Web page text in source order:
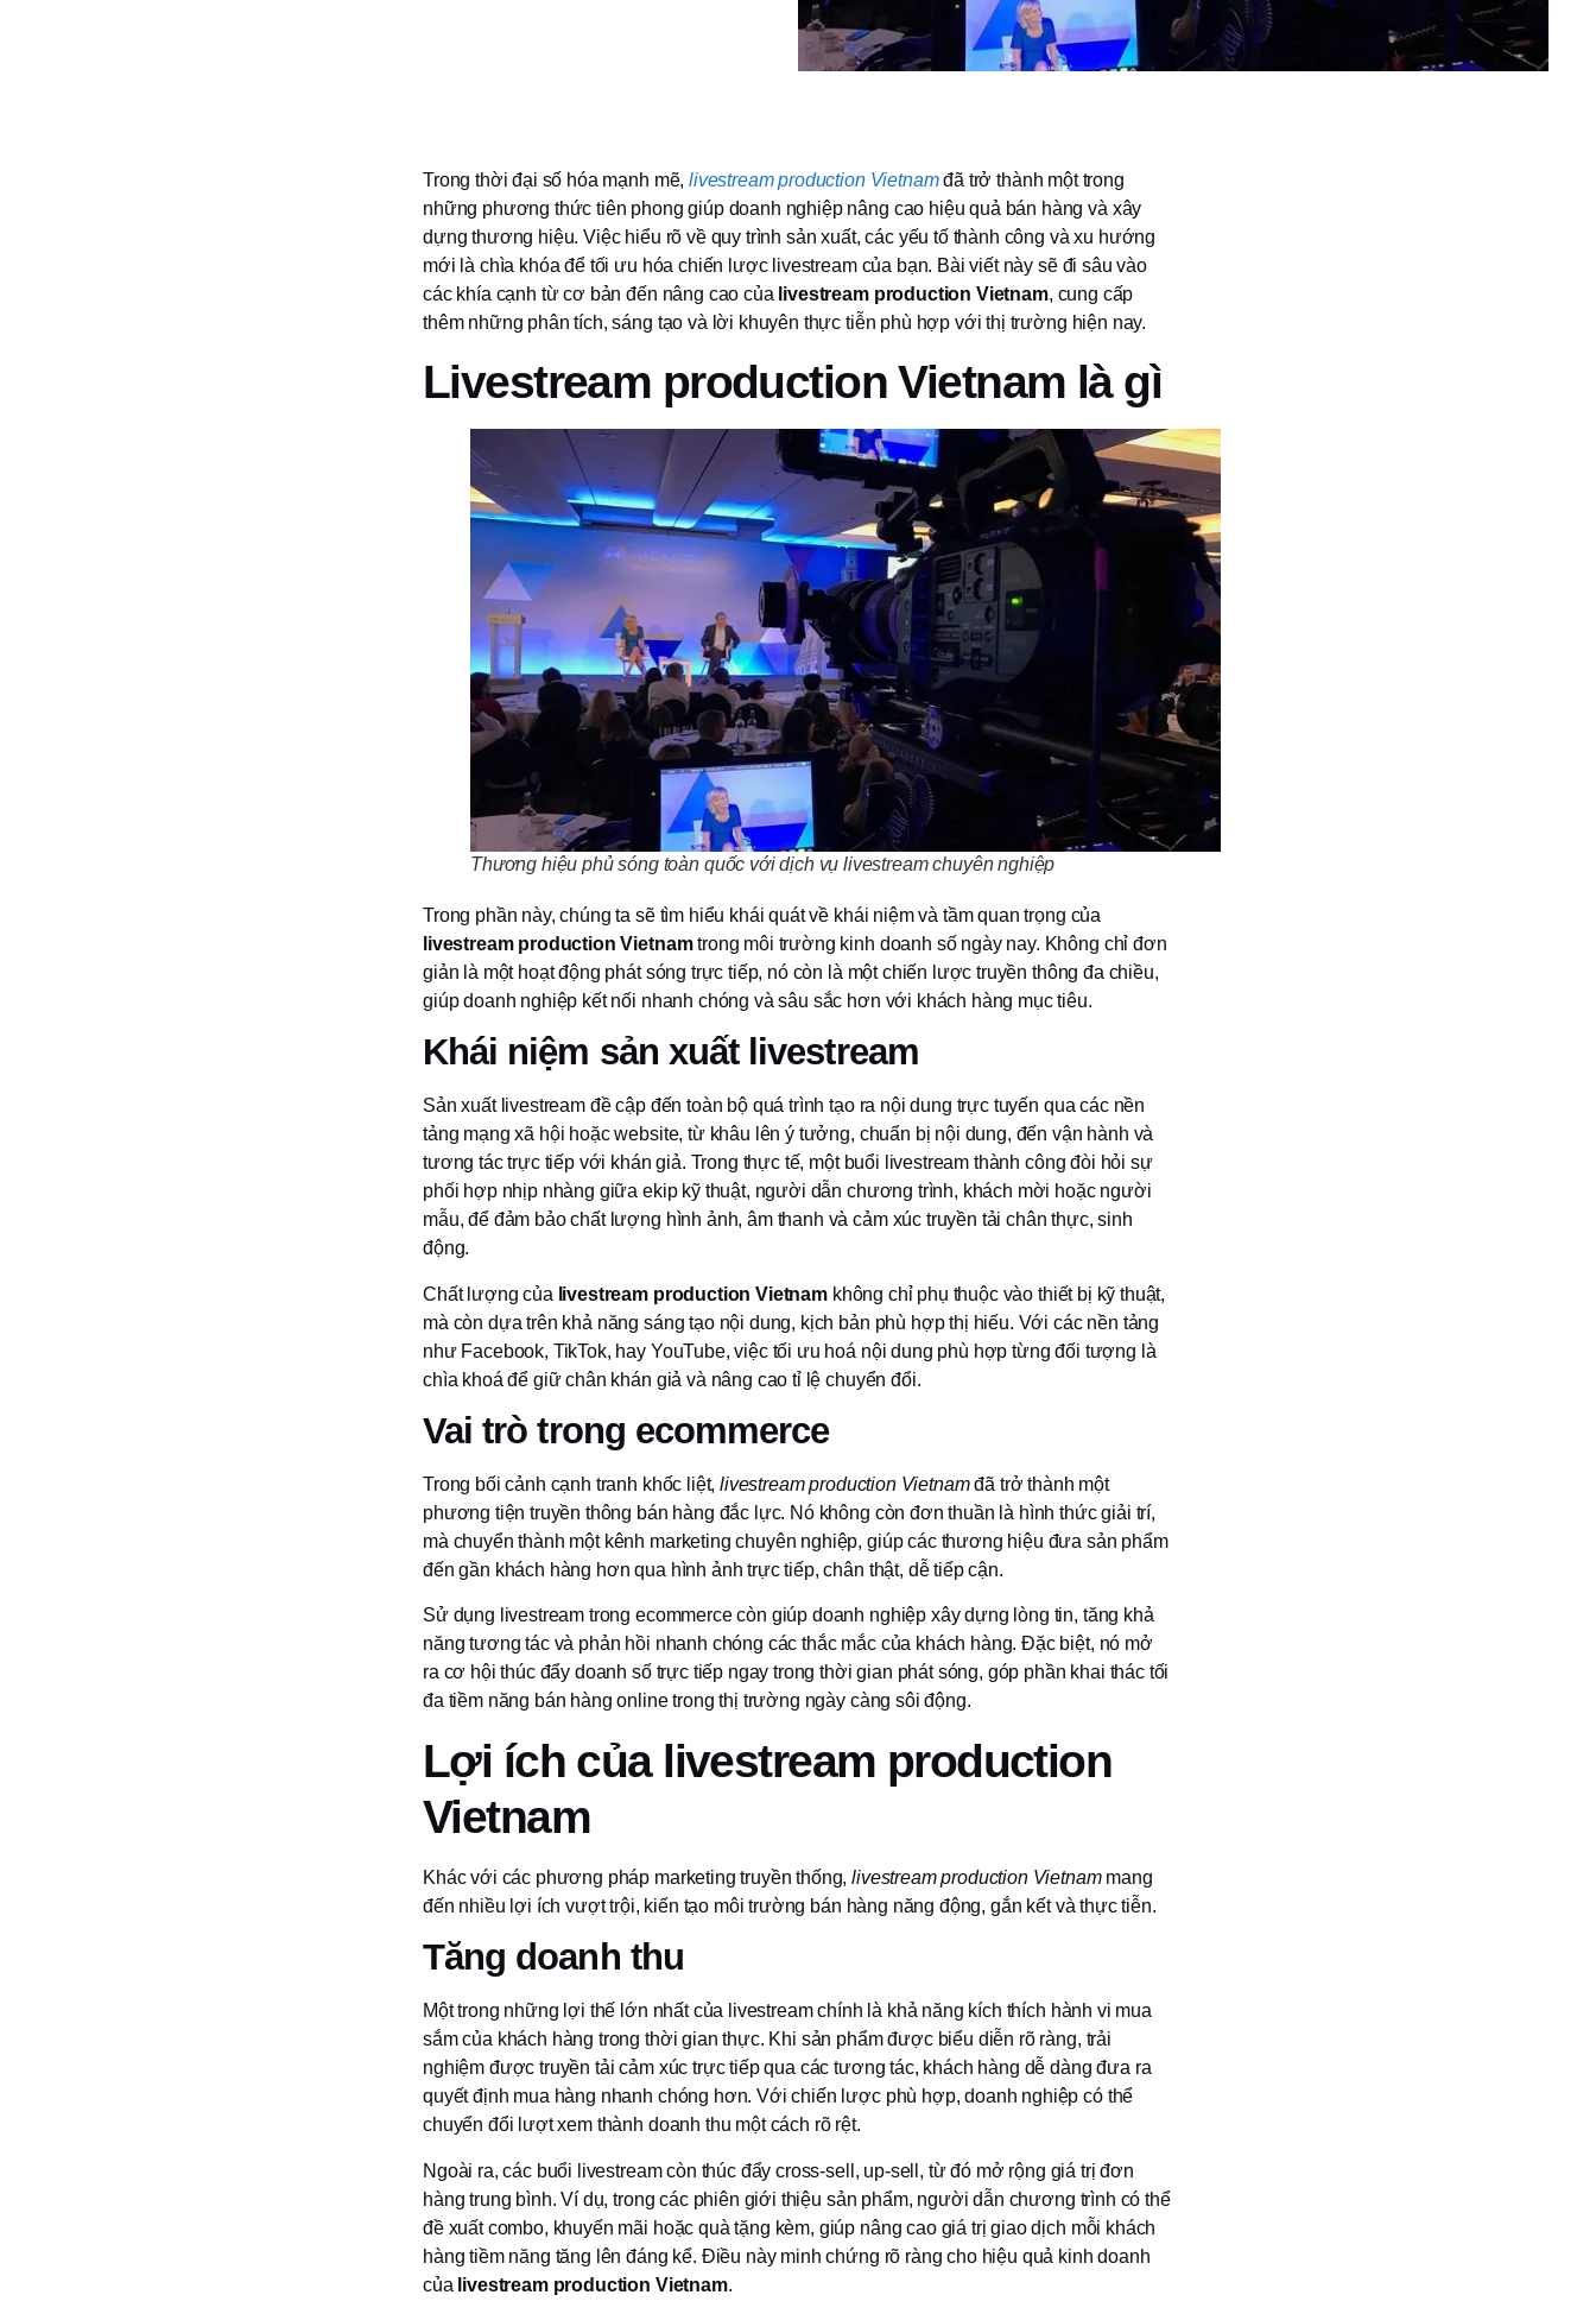
Trong thời đại số hóa mạnh mẽ,livestream production Vietnamđã trở thành một trong
những phương thức tiên phong giúp doanh nghiệp nâng cao hiệu quả bán hàng và xây
dựng thương hiệu. Việc hiểu rõ về quy trình sản xuất, các yếu tố thành công và xu hướng
mới là chìa khóa để tối ưu hóa chiến lược livestream của bạn. Bài viết này sẽ đi sâu vào
các khía cạnh từ cơ bản đến nâng cao của livestream production Vietnam, cung cấp
thêm những phân tích, sáng tạo và lời khuyên thực tiễn phù hợp với thị trường hiện nay.
Livestream production Vietnam là gì
Thương hiệu phủ sóng toàn quốc với dịch vụ livestream chuyên nghiệp
Trong phần này, chúng ta sẽ tìm hiểu khái quát về khái niệm và tầm quan trọng của
livestream production Vietnamtrong môi trường kinh doanh số ngày nay. Không chỉ đơn
giản là một hoạt động phát sóng trực tiếp, nó còn là một chiến lược truyền thông đa chiều,
giúp doanh nghiệp kết nối nhanh chóng và sâu sắc hơn với khách hàng mục tiêu.
Khái niệm sản xuất livestream
Sản xuất livestream đề cập đến toàn bộ quá trình tạo ra nội dung trực tuyến qua các nền
tảng mạng xã hội hoặc website, từ khâu lên ý tưởng, chuẩn bị nội dung, đến vận hành và
tương tác trực tiếp với khán giả. Trong thực tế, một buổi livestream thành công đòi hỏi sự
phối hợp nhịp nhàng giữa ekip kỹ thuật, người dẫn chương trình, khách mời hoặc người
mẫu, để đảm bảo chất lượng hình ảnh, âm thanh và cảm xúc truyền tải chân thực, sinh
động.
Chất lượng của livestream production Vietnamkhông chỉ phụ thuộc vào thiết bị kỹ thuật,
mà còn dựa trên khả năng sáng tạo nội dung, kịch bản phù hợp thị hiếu. Với các nền tảng
như Facebook, TikTok, hay YouTube, việc tối ưu hoá nội dung phù hợp từng đối tượng là
chìa khoá để giữ chân khán giả và nâng cao tỉ lệ chuyển đổi.
Vai trò trong ecommerce
Trong bối cảnh cạnh tranh khốc liệt,livestream production Vietnamđã trở thành một
phương tiện truyền thông bán hàng đắc lực. Nó không còn đơn thuần là hình thức giải trí,
mà chuyển thành một kênh marketing chuyên nghiệp, giúp các thương hiệu đưa sản phẩm
đến gần khách hàng hơn qua hình ảnh trực tiếp, chân thật, dễ tiếp cận.
Sử dụng livestream trong ecommerce còn giúp doanh nghiệp xây dựng lòng tin, tăng khả
năng tương tác và phản hồi nhanh chóng các thắc mắc của khách hàng. Đặc biệt, nó mở
ra cơ hội thúc đẩy doanh số trực tiếp ngay trong thời gian phát sóng, góp phần khai thác tối
đa tiềm năng bán hàng online trong thị trường ngày càng sôi động.
Lợi ích của livestream production
Vietnam
Khác với các phương pháp marketing truyền thống,livestream production Vietnammang
đến nhiều lợi ích vượt trội, kiến tạo môi trường bán hàng năng động, gắn kết và thực tiễn.
Tăng doanh thu
Một trong những lợi thế lớn nhất của livestream chính là khả năng kích thích hành vi mua
sắm của khách hàng trong thời gian thực. Khi sản phẩm được biểu diễn rõ ràng, trải
nghiệm được truyền tải cảm xúc trực tiếp qua các tương tác, khách hàng dễ dàng đưa ra
quyết định mua hàng nhanh chóng hơn. Với chiến lược phù hợp, doanh nghiệp có thể
chuyển đổi lượt xem thành doanh thu một cách rõ rệt.
Ngoài ra, các buổi livestream còn thúc đẩy cross-sell, up-sell, từ đó mở rộng giá trị đơn
hàng trung bình. Ví dụ, trong các phiên giới thiệu sản phẩm, người dẫn chương trình có thể
đề xuất combo, khuyến mãi hoặc quà tặng kèm, giúp nâng cao giá trị giao dịch mỗi khách
hàng tiềm năng tăng lên đáng kể. Điều này minh chứng rõ ràng cho hiệu quả kinh doanh
của livestream production Vietnam.